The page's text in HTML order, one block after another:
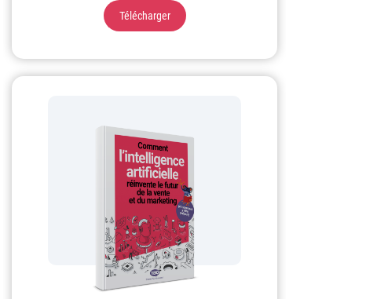
Télécharger